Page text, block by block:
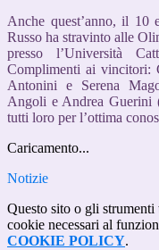
Anche quest’anno, il
Russo ha stravinto alle
presso l’Università
Complimenti ai vincitori:
Antonini e Serena
Angoli e Andrea Guerini
tutti loro per l’ottima
Caricamento...
Notizie
Questo sito o gli
cookie necessari al
COOKIE POLICY.